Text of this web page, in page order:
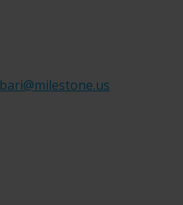
bari@milestone.us